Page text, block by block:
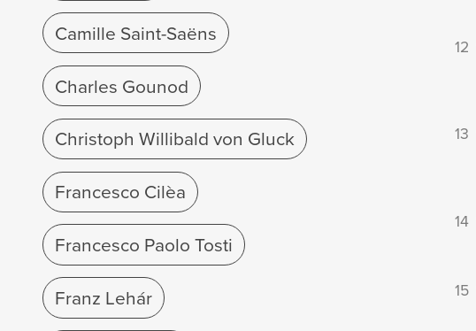
Camille Saint-Saëns
Charles Gounod
Christoph Willibald von Gluck
Francesco Cilèa
Francesco Paolo Tosti
Franz Lehár
12
13
14
15